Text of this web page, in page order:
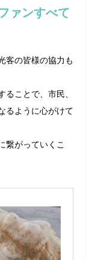
ァンすべて
客の皆様の協力も
ことで、市民、
るように心がけて
繋がっていくこ